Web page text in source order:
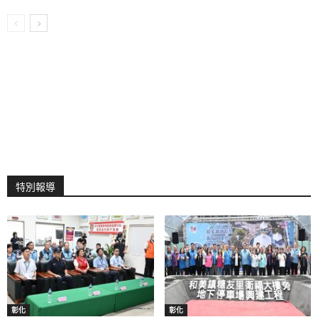
特別報導
彰化 彰化